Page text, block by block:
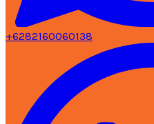
+6282160060138